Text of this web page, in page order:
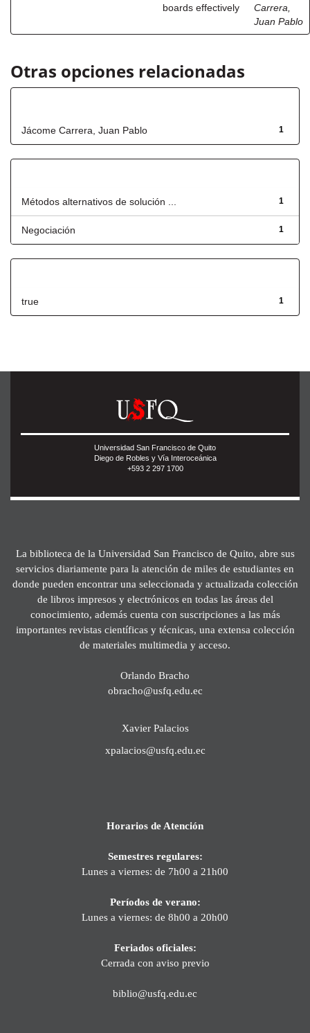
boards effectively
Carrera,
Juan Pablo
Otras opciones relacionadas
1
Jácome Carrera, Juan Pablo
1
Métodos alternativos de solución ...
1
Negociación
1
true
Universidad San Francisco de Quito
Diego de Robles y Vía Interoceánica
+593 2 297 1700
La biblioteca de la Universidad San Francisco de Quito, abre sus
servicios diariamente para la atención de miles de estudiantes en
donde pueden encontrar una seleccionada y actualizada colección
de libros impresos y electrónicos en todas las áreas del
conocimiento, además cuenta con suscripciones a las más
importantes revistas científicas y técnicas, una extensa colección
de materiales multimedia y acceso.
Orlando Bracho
obracho@usfq.edu.ec
Xavier Palacios
xpalacios@usfq.edu.ec
Horarios de Atención
Semestres regulares:
Lunes a viernes: de 7h00 a 21h00
Períodos de verano:
Lunes a viernes: de 8h00 a 20h00
Feriados oficiales:
Cerrada con aviso previo
biblio@usfq.edu.ec